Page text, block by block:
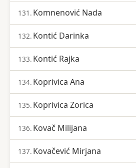
131. Komnenović Nada
132. Kontić Darinka
133. Kontić Rajka
134. Koprivica Ana
135. Koprivica Zorica
136. Kovač Milijana
137. Kovačević Mirjana